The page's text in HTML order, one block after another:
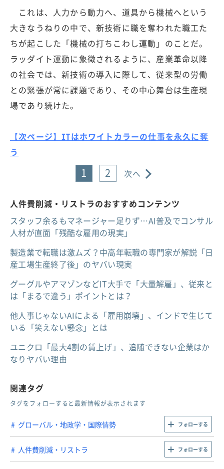
これは、人力から動力へ、道具から機械へという
大きなうねりの中で、新技術に職を奪われた職工た
ちが起こした「機械の打ちこわし運動」のことだ。
ラッダイト運動に象徴されるように、産業革命以降
の社会では、新技術の導入に際して、従来型の労働
との緊張が常に課題であり、その中心舞台は生産現
場であり続けた。
【次ページ】ITはホワイトカラーの仕事を永久に奪
う
1 2 次へ
人件費削減・リストラのおすすめコンテンツ
スタッフ余るもマネージャー足りず…AI普及でコンサル
人材が直面「残酷な雇用の現実」
製造業で転職は激ムズ？中高年転職の専門家が解説「日
産工場生産終了後」のヤバい現実
グーグルやアマゾンなどIT大手で「大量解雇」、従来と
は「まるで違う」ポイントとは？
他人事じゃないAIによる「雇用崩壊」、インドで生じて
いる「笑えない懸念」とは
ユニクロ「最大4割の賃上げ」、追随できない企業はか
なりヤバい理由
関連タグ
タグをフォローすると最新情報が表示されます
グローバル・地政学・国際情勢 フォローする
人件費削減・リストラ フォローする